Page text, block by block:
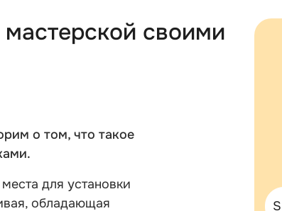
своими
о том, что такое
для установки
обладающая